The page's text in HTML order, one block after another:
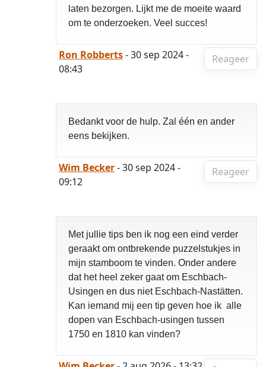
laten bezorgen. Lijkt me de moeite waard
om te onderzoeken. Veel succes!
Reageer
Ron Robberts- 30 sep 2024 -
08:43
Bedankt voor de hulp. Zal één en ander
eens bekijken.
Reageer
Wim Becker- 30 sep 2024 -
09:12
Met jullie tips ben ik nog een eind verder
geraakt om ontbrekende puzzelstukjes in
mijn stamboom te vinden. Onder andere
dat het heel zeker gaat om Eschbach-
Usingen en dus niet Eschbach-Nastätten.
Kan iemand mij een tip geven hoe ik alle
dopen van Eschbach-usingen tussen
1750 en 1810 kan vinden?